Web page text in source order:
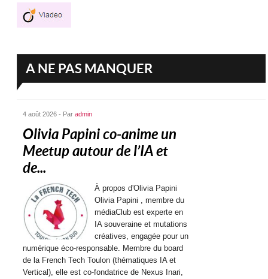
A NE PAS MANQUER
4 août 2026 - Paradmin
Olivia Papini co-anime un
Meetup autour de l’IA et
de...
À propos d'Olivia Papini
Olivia Papini , membre du
médiaClub est experte en
IA souveraine et mutations
créatives, engagée pour un
numérique éco-responsable. Membre du board
de la French Tech Toulon (thématiques IA et
Vertical), elle est co-fondatrice de Nexus Inari,